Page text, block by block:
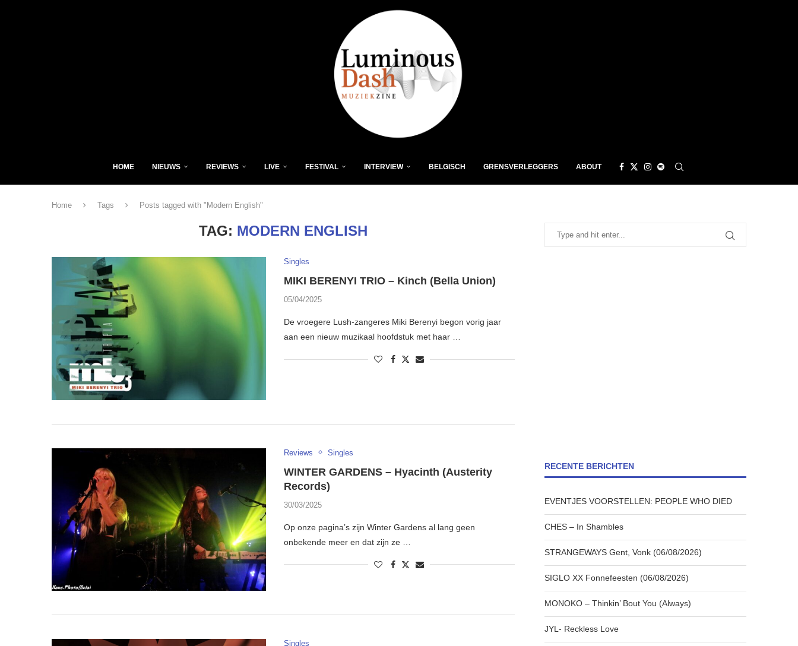
HOME NIEUWS REVIEWS LIVE FESTIVAL INTERVIEW BELGISCH GRENSVERLEGGERS ABOUT
Home Tags Posts tagged with "Modern English"
TAG: MODERN ENGLISH
Singles
MIKI BERENYI TRIO – Kinch (Bella Union)
05/04/2025
De vroegere Lush-zangeres Miki Berenyi begon vorig jaar
aan een nieuw muzikaal hoofdstuk met haar …
Reviews Singles
WINTER GARDENS – Hyacinth (Austerity
Records)
30/03/2025
Op onze pagina’s zijn Winter Gardens al lang geen
onbekende meer en dat zijn ze …
Singles
RECENTE BERICHTEN
EVENTJES VOORSTELLEN: PEOPLE WHO DIED
CHES – In Shambles
STRANGEWAYS Gent, Vonk (06/08/2026)
SIGLO XX Fonnefeesten (06/08/2026)
MONOKO – Thinkin’ Bout You (Always)
JYL- Reckless Love